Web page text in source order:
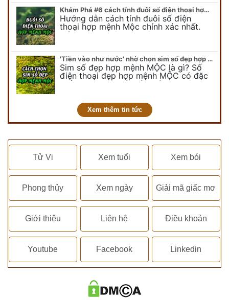
Khám Phá #6 cách tính đuôi số điện thoại hợp mệnh Mộc
Hướng dẫn cách tính đuôi số điện
thoại hợp mệnh Mộc chính xác nhất.
Cách chọn đuôi sim điện thoại hợp
chuyên…
'Tiền vào như nước' nhờ chọn sim số đẹp hợp mệnh MỘC
Sim số đẹp hợp mệnh MỘC là gì? Số
điện thoại đẹp hợp mệnh MỘC có đặc
điểm ra sao? Dưới góc nhìn chuyên gia
Xem thêm tin tức
Tử Vi Xem tuổi Xem bói
Phong thủy Xem ngày Giải mã giấc mơ
Giới thiệu Liên hệ Điều khoản
Youtube Facebook Linkedin